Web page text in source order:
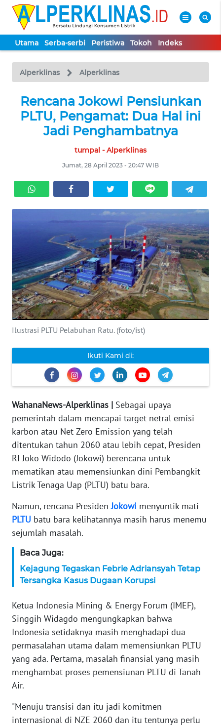
Utama Serba-serbi Peristiwa Tokoh Indeks
Alperklinas Alperklinas
Rencana Jokowi Pensiunkan
PLTU, Pengamat: Dua Hal ini
Jadi Penghambatnya
tumpal - Alperklinas
Jumat, 28 April 2023 - 20:47 WIB
Ilustrasi PLTU Pelabuhan Ratu. (foto/ist)
Ikuti Kami di:
WahanaNews-Alperklinas | Sebagai upaya
pemerintah dalam mencapai target netral emisi
karbon atau Net Zero Emission yang telah
ditentukan tahun 2060 atau lebih cepat, Presiden
RI Joko Widodo (Jokowi) berencana untuk
mematikan atau memensiunkan dini Pembangkit
Listrik Tenaga Uap (PLTU) batu bara.
Namun, rencana PresidenJokowi menyuntik mati
PLTU batu bara kelihatannya masih harus menemu
sejumlah masalah.
Baca Juga:
Kejagung Tegaskan Febrie Adriansyah Tetap
Tersangka Kasus Dugaan Korupsi
Ketua Indonesia Mining & Energy Forum (IMEF),
Singgih Widagdo mengungkapkan bahwa
Indonesia setidaknya masih menghadapi dua
permasalahan utama dalam memensiunkan PLTU
yang ada. Pertama, masalah finansial yang masih
menghambat proses pemensiunan PLTU di Tanah
Air.
"Menuju transisi dan itu jadi komitmen
internasional di NZE 2060 dan itu tentunya perlu
TV
Tutup
UTAMA
TOKOH
KONTAK
KAMI
INFO
KAMI
PEDOMAN
SIBER
REDAKSI
KARIR
DISCLAIMER
News
Regional
WN
SUMUT
JAKARTA
WN
WN
BANTEN
WN